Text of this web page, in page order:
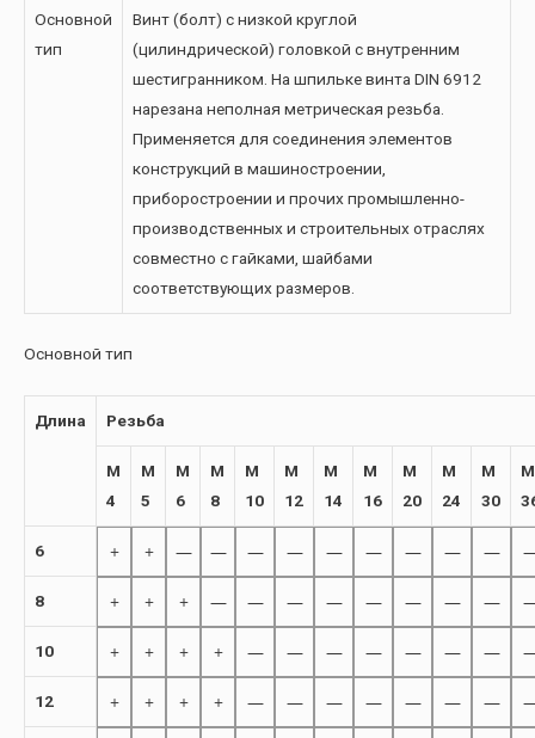
Основной
тип
Винт (болт) с низкой круглой
(цилиндрической) головкой с внутренним
шестигранником. На шпильке винта DIN 6912
нарезана неполная метрическая резьба.
Применяется для соединения элементов
конструкций в машиностроении,
приборостроении и прочих промышленно-
производственных и строительных отраслях
совместно с гайками, шайбами
соответствующих размеров.
Основной тип
Длина Резьба
M
4
M
5
M
6
M
8
M
10
M
12
M
14
M
16
M
20
M
24
M
30
M
6 + + — — — — — — — — —
8 + + + — — — — — — — —
10 + + + + — — — — — — —
12 + + + + — — — — — — —